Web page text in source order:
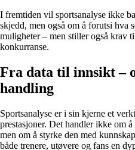
I fremtiden vil sportsanalyse ikke
skjedd, men også om å forutsi hva
muligheter – men stiller også krav
konkurranse.
Fra data til innsikt –
handling
Sportsanalyse er i sin kjerne et
prestasjoner. Det handler ikke om
men om å styrke den med
både trenere, utøvere og fans en